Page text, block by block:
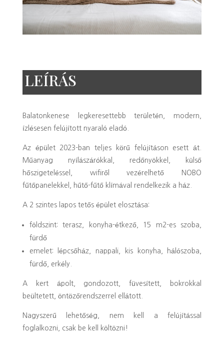
LEÍRÁS
Balatonkenese legkeresettebb területén, modern,
ízlésesen felújított nyaraló eladó.
Az épület 2023-ban teljes körű felújításon esett át.
Műanyag nyílászárókkal, redőnyökkel, külső
hőszigeteléssel, wifiről vezérelhető NOBO
fűtőpanelekkel, hűtő-fűtő klímával rendelkezik a ház.
A 2 szintes lapos tetős épület elosztása:
földszint: terasz, konyha-étkező, 15 m2-es szoba,
fürdő
emelet: lépcsőház, nappali, kis konyha, hálószoba,
fürdő, erkély.
A kert ápolt, gondozott, füvesített, bokrokkal
beültetett, öntözőrendszerrel ellátott.
Nagyszerű lehetőség, nem kell a felújítással
foglalkozni, csak be kell költözni!